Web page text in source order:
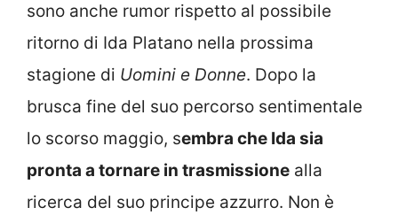
sono anche rumor rispetto al possibile
ritorno di Ida Platano nella prossima
stagione di Uomini e Donne. Dopo la
brusca fine del suo percorso sentimentale
lo scorso maggio, sembra che Ida sia
pronta a tornare in trasmissione alla
ricerca del suo principe azzurro. Non è